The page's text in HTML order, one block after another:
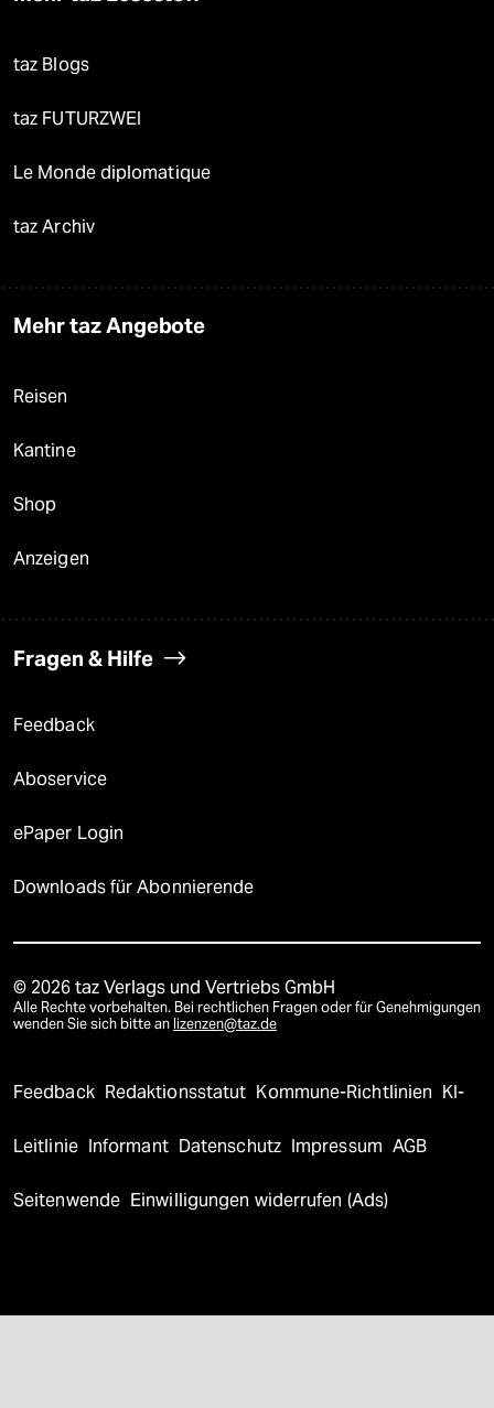
taz Blogs
taz FUTURZWEI
Le Monde diplomatique
taz Archiv
Mehr taz Angebote
Reisen
Kantine
Shop
Anzeigen
Fragen & Hilfe
Feedback
Aboservice
ePaper Login
Downloads für Abonnierende
© 2026 taz Verlags und Vertriebs GmbH
Alle Rechte vorbehalten. Bei rechtlichen Fragen oder für Genehmigungen
wenden Sie sich bitte an lizenzen@taz.de
Feedback Redaktionsstatut Kommune-Richtlinien KI-
Leitlinie Informant Datenschutz Impressum AGB
Seitenwende Einwilligungen widerrufen (Ads)